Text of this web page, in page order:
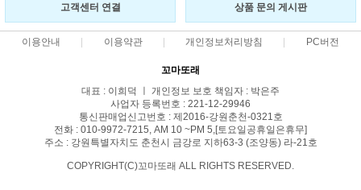
고객센터 연결 상품 문의 게시판
이용안내 이용약관 개인정보처리방침 PC버전
꼬마또래
대표 : 이희덕 ㅣ 개인정보 보호 책임자 : 박은주
사업자 등록번호 : 221-12-29946
통신판매업신고번호 : 제2016-강원춘천-0321호
전화 : 010-9972-7215, AM 10 ~PM 5,[토요일공휴일은휴무]
주소 : 강원특별자치도 춘천시 금강로 지하63-3 (조양동) 라-21호
COPYRIGHT(C)꼬마또래 ALL RIGHTS RESERVED.